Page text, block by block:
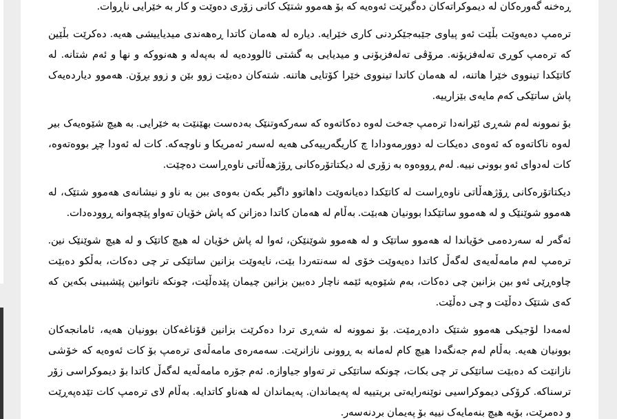
ڕەخنە گەورەکان لە دیموکراتەکان دەگیرێت ئەوەیە کە بۆ هەموو شتێک کاتی زۆری دەوێت و کار بە خێرایی ناڕوات.
ترەمپ دەیەوێت بڵێت ئەو پیاوی جێبەجێکردنی کاری خێرایە. دیارە لە هەمان کاتدا ڕەهەندی میدیاییشی هەیە. دەکرێت بڵێین
کە ترەمپ کوڕی تەلەفزیۆنە. مرۆڤی تەلەفزیۆنی و میدیایی بە گشتی ئالوودەیە لە بەپەلە و هەنووکە و نها و ئەم شتانە. لە
کاتێکدا تینووی خێرا هاتنە، لە هەمان کاتدا تینووی خێرا کۆتایی هاتنە. شتەکان دەبێت زوو بێن و زوو بڕۆن. هەموو دیاردەیەک
پاش ساتێکی کەم مایەی بێزارییە.
بۆ نموونە لەم شەڕی ئێرانەدا ترەمپ جەخت لەوە دەکاتەوە کە سەرکەوتنێک بەدەست بهێنێت بە خێرایی. بە هیچ شێوەیەک بیر
لەوە ناکاتەوە کە ئەوەی دەیکات لە دوورمەودادا چ کاریگەرییەکی هەیە لەسەر ئەمریکا و ناوچەکە. کات لە ئەودا چڕ بووەتەوە،
کات لەدوای ئەو بوونی نییە. لەم ڕووەوە بە زۆری لە دیکتاتۆرەکانی ڕۆژهەڵاتی ناوەڕاست دەچێت.
دیکتاتۆرەکانی ڕۆژهەڵاتی ناوەڕاست لە کاتێکدا دەیانەوێت داهاتوو داگیر بکەن بەوەی ببن بە ناو و نیشانەی هەموو شتێک، لە
هەموو شوێنێک و لە هەموو ساتێکدا بوونیان هەبێت. بەڵام لە هەمان کاتدا دەزانن کە پاش خۆیان تەواو پێچەوانە ڕوودەدات.
ئەگەر لە سەردەمی خۆیاندا لە هەموو ساتێک و لە هەموو شوێنێکن، ئەوا لە پاش خۆیان لە هیچ کاتێک و لە هیچ شوێنێک نین.
ترەمپ لەم مامەڵەیەی لەگەڵ کاتدا دەیەوێت خۆی لە سەنتەردا بێت، نایەوێت بزانین ساتێکی تر چی دەکات، بەڵکو دەبێت
چاوەڕێی ئەو بین بزانین چی دەکات، بەم شێوەیە ئێمە ناچار دەبین بزانین چیمان پێدەڵێت، چونکە ناتوانین پێشبینی بکەین کە
کەی شتێک دەڵێت و چی دەڵێت.
لەمەدا لۆجیکی هەموو شتێک دادەڕمێت. بۆ نموونە لە شەڕی تردا دەکرێت بزانین قۆناغەکان بوونیان هەیە، ئامانجەکان
بوونیان هەیە. بەڵام لەم جەنگەدا هیچ کام لەمانە بە ڕوونی نازانرێت. سەمەرەی مامەڵەی ترەمپ بۆ کات ئەوەیە کە خۆشی
نازانێت کە دەبێت ساتێکی تر چی بکات، چونکە ساتێکی تر تەواو جیاوازە. ئەم جۆرە مامەڵەیە لەگەڵ کاتدا بۆ دیموکراسی زۆر
ترسناکە. کرۆکی دیموکراسیی نوێنەرایەتی بریتییە لە پەیماندان. پەیماندان لە هەناو کاتدایە. بەڵام لای ترەمپ کات تێدەپەڕێت
و دەمرێت، بۆیە هیچ بنەمایەک نییە بۆ پەیمان بردنەسەر.